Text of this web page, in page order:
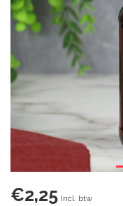
€2,25 Incl. btw